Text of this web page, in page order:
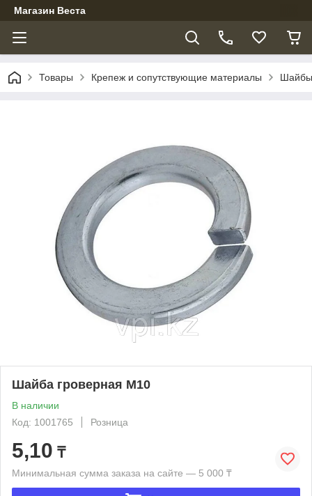
Магазин Веста
Товары Крепеж и сопутствующие материалы Шайбы
Шайба гроверная М10
В наличии
Код: 1001765
Розница
5,10 ₸
Минимальная сумма заказа на сайте — 5 000 ₸